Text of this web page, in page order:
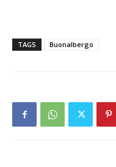
TAGS Buonalbergo